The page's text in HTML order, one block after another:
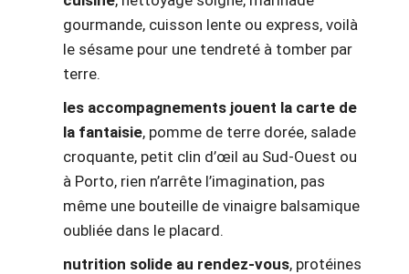
gourmande, cuisson lente ou express, voilà
le sésame pour une tendreté à tomber par
terre.
les accompagnements jouent la carte de
la fantaisie, pomme de terre dorée, salade
croquante, petit clin d’œil au Sud-Ouest ou
à Porto, rien n’arrête l’imagination, pas
même une bouteille de vinaigre balsamique
oubliée dans le placard.
nutrition solide au rendez-vous, protéines